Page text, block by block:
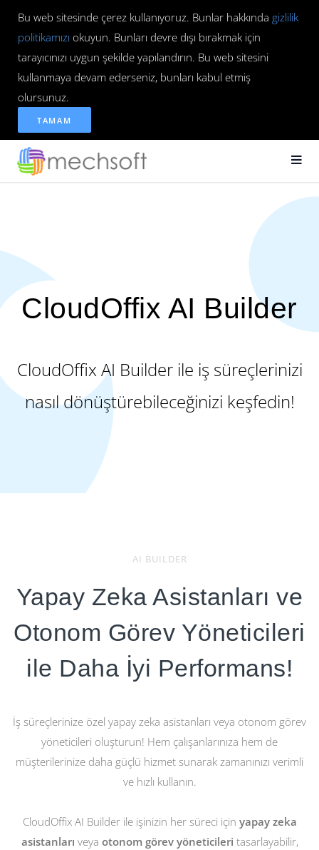
Bu web sitesinde çerez kullanıyoruz. Bunlar hakkında gizlilik
politikamızı okuyun. Bunları devre dışı bırakmak için
tarayıcınızı uygun şekilde yapılandırın. Bu web sitesini
kullanmaya devam ederseniz, bunları kabul etmiş
olursunuz.
TAMAM
CloudOffix AI Builder
CloudOffix AI Builder ile iş süreçlerinizi
nasıl dönüştürebileceğinizi keşfedin!
AI BUILDER
Yapay Zeka Asistanları ve
Otonom Görev Yöneticileri
ile Daha İyi Performans!
İş süreçlerinize özel yapay zeka asistanları veya otonom görev
yöneticileri oluşturun! Hem çalışanlarınıza hem de
müşterilerinize daha güçlü hizmet sunarak zamanınızı verimli
ve hızlı kullanın.
CloudOffix AI Builder ile işinizin her süreci için yapay zeka
asistanları veya otonom görev yöneticileri tasarlayabilir,